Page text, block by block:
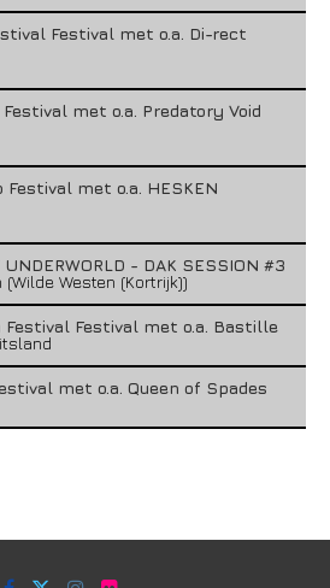
Festival met o.a. Di-rect
met o.a. Predatory Void
met o.a. HESKEN
UNDERWORLD - DAK SESSION #3
(Wilde Westen (Kortrijk))
Festival Festival met o.a. Bastille
met o.a. Queen of Spades